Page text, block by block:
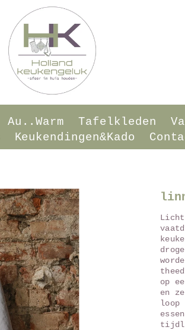
Au..warm Tafelkleden
Keukendingen&Kado
op
en